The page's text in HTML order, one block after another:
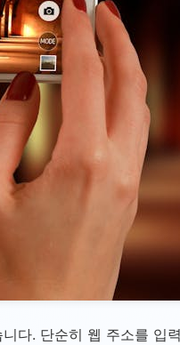
다. 단순히 웹 주소를 입